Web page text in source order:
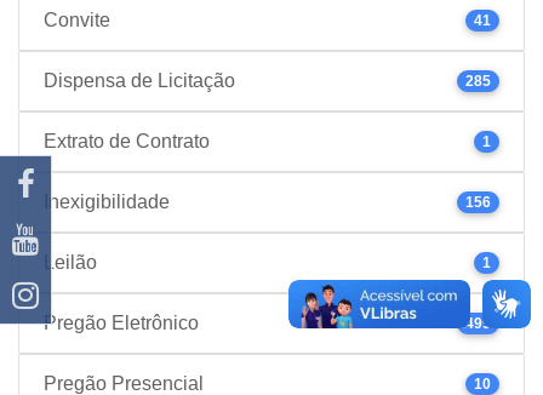
Convite 41
Dispensa de Licitação 285
Extrato de Contrato 1
Inexigibilidade 156
Leilão 1
Pregão Eletrônico 495
Pregão Presencial 10